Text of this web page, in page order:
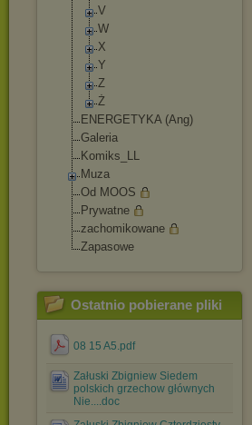
V
W
X
Y
Z
Ż
ENERGETYKA (Ang)
Galeria
Komiks_LL
Muza
Od MOOS
Prywatne
zachomikowane
Zapasowe
Ostatnio pobierane pliki
08 15 A5.pdf
Załuski Zbigniew Siedem
polskich grzechow głównych
Nie....doc